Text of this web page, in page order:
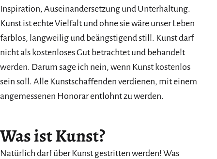
Inspiration, Auseinandersetzung und Unterhaltung.
Kunst ist echte Vielfalt und ohne sie wäre unser Leben
farblos, langweilig und beängstigend still. Kunst darf
nicht als kostenloses Gut betrachtet und behandelt
werden. Darum sage ich nein, wenn Kunst kostenlos
sein soll. Alle Kunstschaffenden verdienen, mit einem
angemessenen Honorar entlohnt zu werden.
Was ist Kunst?
Natürlich darf über Kunst gestritten werden! Was